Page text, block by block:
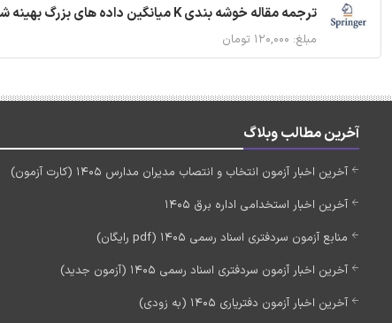
ترجمه مقاله خوشه بندی K میانگین داده های بزرگ بهینه شده با استفاده از MapReduce
مبلغ: ۱۲۰,۰۰۰ تومان
آخرین مطالب وبلاگ
آخرین اخبار آزمون انتخاب و انتصاب مدیران مدارس 1405 (کارت آزمون)
آخرین اخبار استخدامی اداره برق 1405
منابع آزمون سردفتری اسناد رسمی 1405 (pdf رایگان)
آخرین اخبار آزمون سردفتری اسناد رسمی 1405 (آزمون جدید)
آخرین اخبار آزمون دفتریاری 1405 (به زودی)